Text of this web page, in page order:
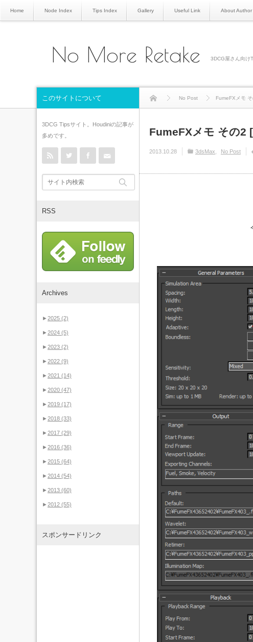
Home Node Index Tips Index Gallery Useful Link About Author
No More Retake 3DCG屋さん向け
No Post FumeFXメモ
FumeFXメモ その2
2013.10.28 3dsMax No Post
このサイトについて
3DCG Tipsサイト。Houdiniの記事が
多めです。
rss Twitter Facebook
RSS
Archives
►2025 (2)
►2024 (5)
►2023 (2)
►2022 (9)
►2021 (14)
►2020 (47)
►2019 (17)
►2018 (33)
►2017 (29)
►2016 (36)
►2015 (64)
►2014 (54)
►2013 (60)
►2012 (55)
スポンサードリンク